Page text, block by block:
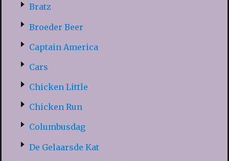
Bratz
Broeder Beer
Captain America
Cars
Chicken Little
Chicken Run
Columbusdag
De Gelaarsde Kat